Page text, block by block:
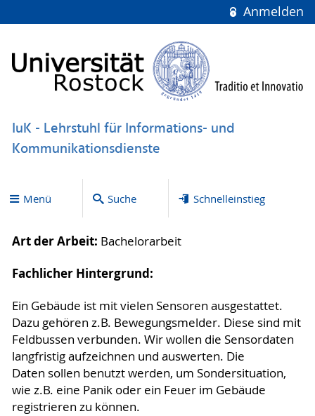
Anmelden
IuK - Lehrstuhl für Informations- und
Kommunikationsdienste
Menü Suche Schnelleinstieg
Art der Arbeit: Bachelorarbeit
Fachlicher Hintergrund:
Ein Gebäude ist mit vielen Sensoren ausgestattet.
Dazu gehören z.B. Bewegungsmelder. Diese sind mit
Feldbussen verbunden. Wir wollen die Sensordaten
langfristig aufzeichnen und auswerten. Die
Daten sollen benutzt werden, um Sondersituation,
wie z.B. eine Panik oder ein Feuer im Gebäude
registrieren zu können.